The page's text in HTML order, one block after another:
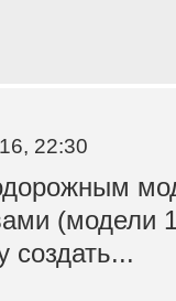
22:30
(модели